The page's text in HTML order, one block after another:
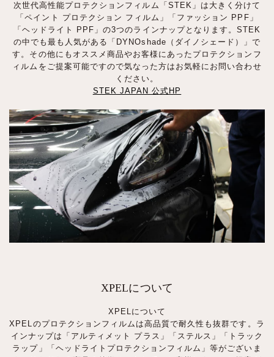
次世代高性能プロテクションフィルム「STEK」は大きく分けて
「ペイント プロテクション フィルム」「ファッション PPF」
「ヘッドライト PPF」の3つのラインナップとなります。STEK
の中でも最も人気がある「DYNOshade（ダイノシェード）」で
す。その他にもオススメ商品やお客様にあったプロテクションフ
ィルムをご提案可能ですので気なった方はお気軽にお問い合わせ
ください。
STEK JAPAN 公式HP
XPELについて
XPELについて
XPELのプロテクションフィルムは高品質で耐久性も抜群です。ラ
インナップは「アルティメット プラス」「ステルス」「トラック
ラップ」「ヘッドライトプロテクションフィルム」等がございま